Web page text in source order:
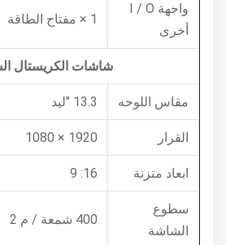
واجهة I / O
أخرى
شاشات الكريستال السائل
مقاس اللوحه 13.3 "ليد
القرار 1920 × 1080
ابعاد متزنة
سطوع
الشاشة